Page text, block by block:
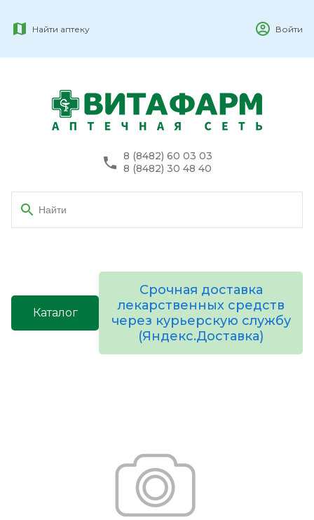
Найти аптеку Войти
8 (8482) 60 03 03
8 (8482) 30 48 40
Каталог
Срочная доставка
лекарственных средств
через курьерскую службу
(Яндекс.Доставка)